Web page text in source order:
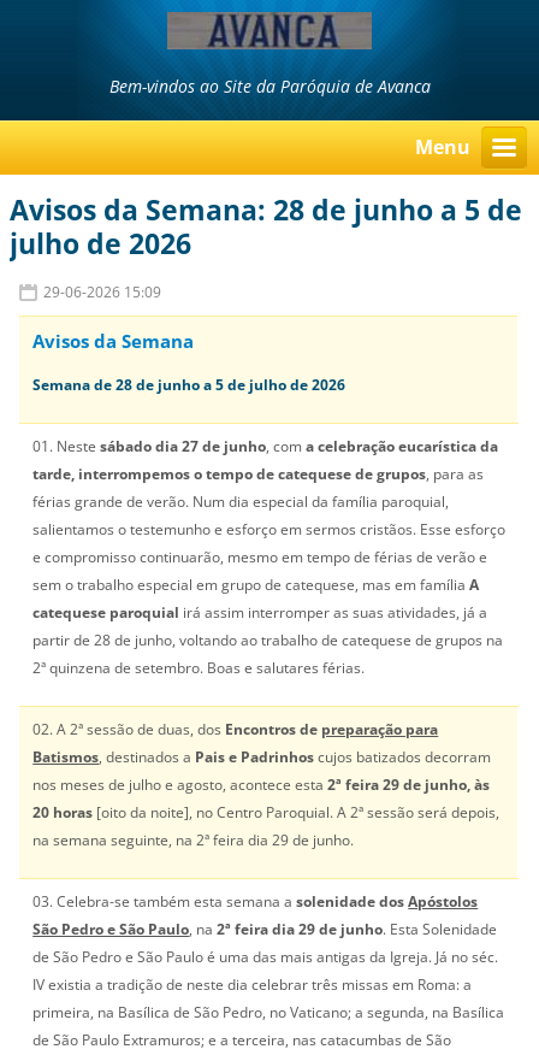
Bem-vindos ao Site da Paróquia de Avanca
Menu
Avisos da Semana: 28 de junho a 5 de
julho de 2026
29-06-2026 15:09
Avisos da Semana
Semana de 28 de junho a 5 de julho de 2026
01. Nestesábado dia 27 de junho, coma celebração eucarística da
tarde, interrompemos o tempo de catequese de grupos, para as
férias grande de verão. Num dia especial da família paroquial,
salientamos o testemunho e esforço em sermos cristãos. Esse esforço
e compromisso continuarão, mesmo em tempo de férias de verão e
sem o trabalho especial em grupo de catequese, mas em famíliaA
catequese paroquial irá assim interromper as suas atividades, já a
partir de 28 de junho, voltando ao trabalho de catequese de grupos na
2ª quinzena de setembro. Boas e salutares férias.
02. A 2ª sessão de duas, dos Encontros de preparação para
Batismos, destinados a Pais e Padrinhoscujos batizados decorram
nos meses de julho e agosto, acontece esta2ª feira 29 de junho, às
20 horas [oito da noite], no Centro Paroquial. A 2ª sessão será depois,
na semana seguinte, na 2ª feira dia 29 de junho.
03. Celebra-se também esta semana asolenidade dosApóstolos
São Pedro e São Paulo, na2ª feira dia 29 de junho. Esta Solenidade
de São Pedro e São Paulo é uma das mais antigas da Igreja. Já no séc.
IV existia a tradição de neste dia celebrar três missas em Roma: a
primeira, na Basílica de São Pedro, no Vaticano; a segunda, na Basílica
de São Paulo Extramuros; e a terceira, nas catacumbas de São